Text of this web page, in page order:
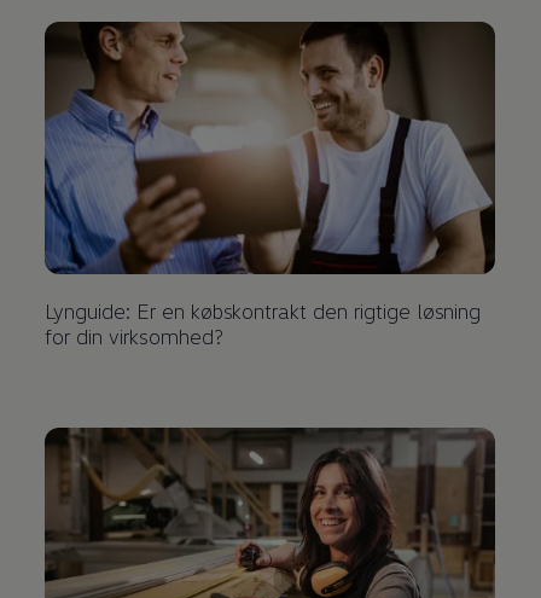
Lynguide: Er en købskontrakt den rigtige løsning
for din virksomhed?